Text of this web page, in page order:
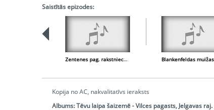
Saistītās epizodes:
Zentenes pag. rakstniece T. Andersone
Kopija no AC, nakvalitatīvs ieraksts
Albums:Tēvu laipa šaizemē - Vilces pagasts, Jelgavas raj.